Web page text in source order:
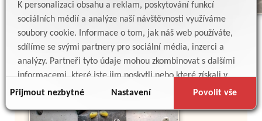
K personalizaci obsahu a reklam, poskytování funkcí
sociálních médií a analýze naší návštěvnosti využíváme
soubory cookie. Informace o tom, jak náš web používáte,
sdílíme se svými partnery pro sociální média, inzerci a
analýzy. Partneři tyto údaje mohou zkombinovat s dalšími
informacemi, které jste jim poskytli nebo které získali v
důsledku toho, že používáte jejich služby.
Přijmout nezbytné Nastavení Povolit vše